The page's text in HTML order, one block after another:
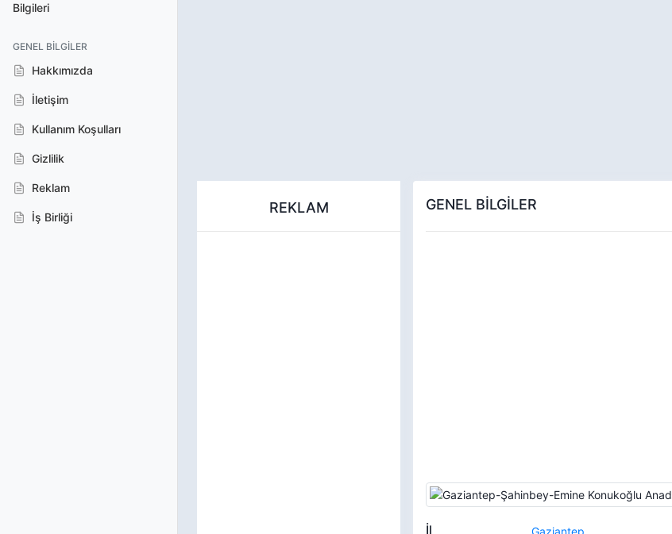
Bilgileri
GENEL BILGILER
Hakkımızda
İletişim
Kullanım Koşulları
Gizlilik
Reklam
İş Birliği
REKLAM GENEL BİLGİLER
İl Gaziantep